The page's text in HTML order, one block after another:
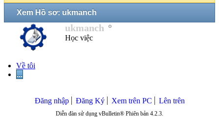
Xem Hồ sơ: ukmanch
ukmanch
Học việc
Về tôi
...
Đăng nhập Đăng Ký Xem trên PC Lên trên
Diễn đàn sử dụng vBulletin® Phiên bản 4.2.3.